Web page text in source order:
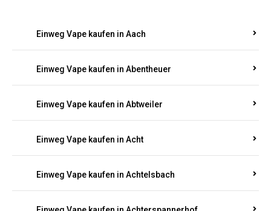
Einweg Vape kaufen in Aach
Einweg Vape kaufen in Abentheuer
Einweg Vape kaufen in Abtweiler
Einweg Vape kaufen in Acht
Einweg Vape kaufen in Achtelsbach